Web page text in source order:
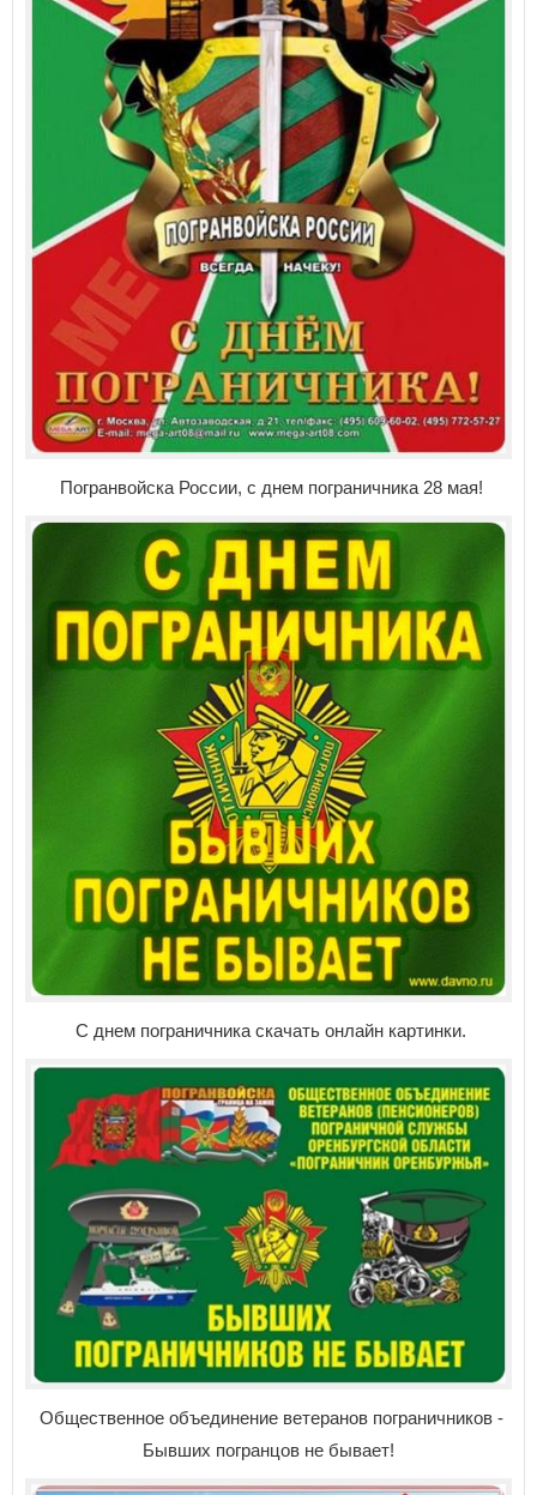
Погранвойска России, с днем пограничника 28 мая!
С днем пограничника скачать онлайн картинки.
Общественное объединение ветеранов пограничников -
Бывших погранцов не бывает!